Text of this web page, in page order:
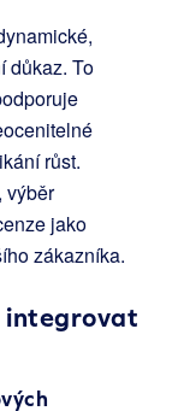
důkaz. To
růst.
výběr
jako
zákazníka.
integrovat